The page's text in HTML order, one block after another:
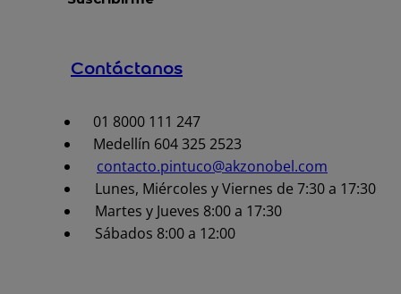
Contáctanos
01 8000 111 247
Medellín 604 325 2523
contacto.pintuco@akzonobel.com
Lunes, Miércoles y Viernes de 7:30 a 17:30
Martes y Jueves 8:00 a 17:30
Sábados 8:00 a 12:00